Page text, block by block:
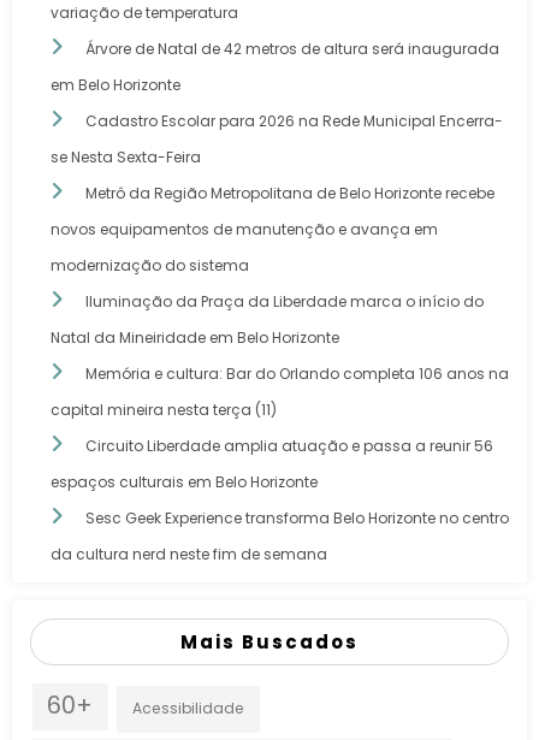
variação de temperatura
Árvore de Natal de 42 metros de altura será inaugurada
em Belo Horizonte
Cadastro Escolar para 2026 na Rede Municipal Encerra-
se Nesta Sexta-Feira
Metrô da Região Metropolitana de Belo Horizonte recebe
novos equipamentos de manutenção e avança em
modernização do sistema
Iluminação da Praça da Liberdade marca o início do
Natal da Mineiridade em Belo Horizonte
Memória e cultura: Bar do Orlando completa 106 anos na
capital mineira nesta terça (11)
Circuito Liberdade amplia atuação e passa a reunir 56
espaços culturais em Belo Horizonte
Sesc Geek Experience transforma Belo Horizonte no centro
da cultura nerd neste fim de semana
Mais Buscados
60+ Acessibilidade